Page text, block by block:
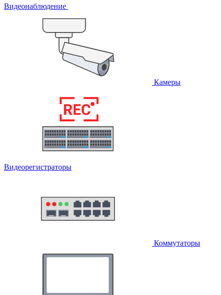
Видеонаблюдение
Камеры
Видеорегистраторы
Коммутаторы